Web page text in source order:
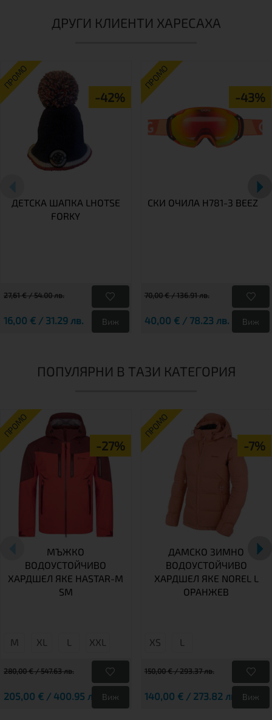
ДРУГИ КЛИЕНТИ ХАРЕСАХА
ПРОМО
-42%
ДЕТСКА ШАПКА LHOTSE
FORKY
27,61 € / 54.00 лв.
16,00 € / 31.29 лв. Виж
ПРОМО
-43%
СКИ ОЧИЛА H781-3 BEEZ
70,00 € / 136.91 лв.
40,00 € / 78.23 лв. Виж
ПОПУЛЯРНИ В ТАЗИ КАТЕГОРИЯ
ПРОМО
-27%
МЪЖКО
ВОДОУСТОЙЧИВО
ХАРДШЕЛ ЯКЕ HASTAR-M
SM
М XL L XXL
280,00 € / 547.63 лв.
205,00 € / 400.95 лв. Виж
ПРОМО
-7%
ДАМСКО ЗИМНО
ВОДОУСТОЙЧИВО
ХАРДШЕЛ ЯКЕ NOREL L
ОРАНЖЕВ
XS L
150,00 € / 293.37 лв.
140,00 € / 273.82 лв. Виж